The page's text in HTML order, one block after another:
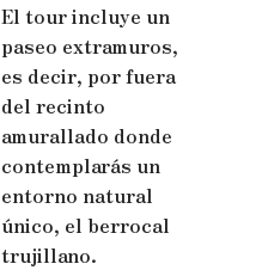
El tour incluye un
paseo extramuros,
es decir, por fuera
del recinto
amurallado donde
contemplarás un
entorno natural
único, el berrocal
trujillano.